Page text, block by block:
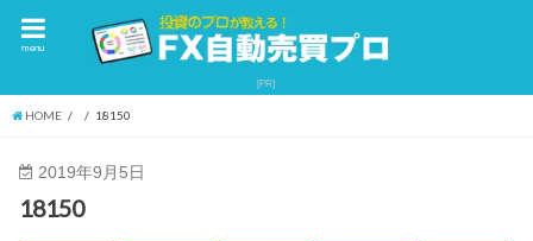
menu
HOME 18150
2019年9月5日
18150